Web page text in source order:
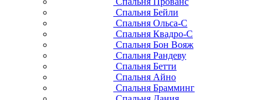
Спальня Бейли
Спальня Ольса-С
Спальня Квадро-С
Спальня Бон Вояж
Спальня Рандеву
Спальня Бетти
Спальня Айно
Спальня Брамминг